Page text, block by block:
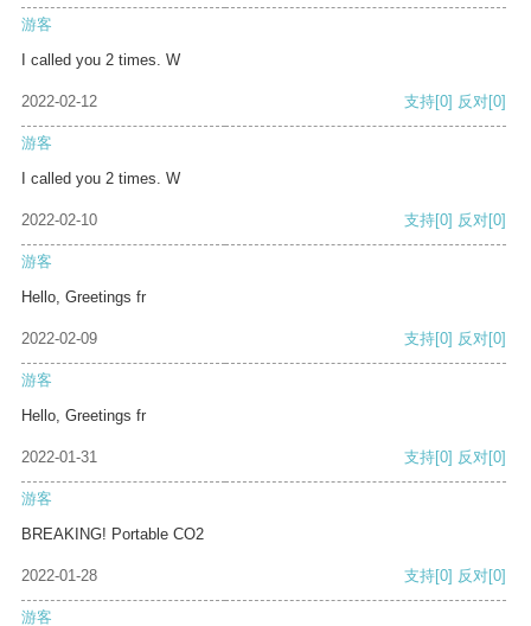
游客
I called you 2 times. W
2022-02-12 支持[0] 反对[0]
游客
I called you 2 times. W
2022-02-10 支持[0] 反对[0]
游客
Hello, Greetings fr
2022-02-09 支持[0] 反对[0]
游客
Hello, Greetings fr
2022-01-31 支持[0] 反对[0]
游客
BREAKING! Portable CO2
2022-01-28 支持[0] 反对[0]
游客